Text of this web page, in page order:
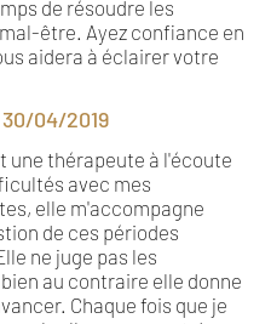
de résoudre les
être. Ayez confiance en
aidera à éclairer votre
04/2019
une thérapeute à l'écoute
avec mes
elle m'accompagne
de ces périodes
ne juge pas les
au contraire elle donne
Chaque fois que je